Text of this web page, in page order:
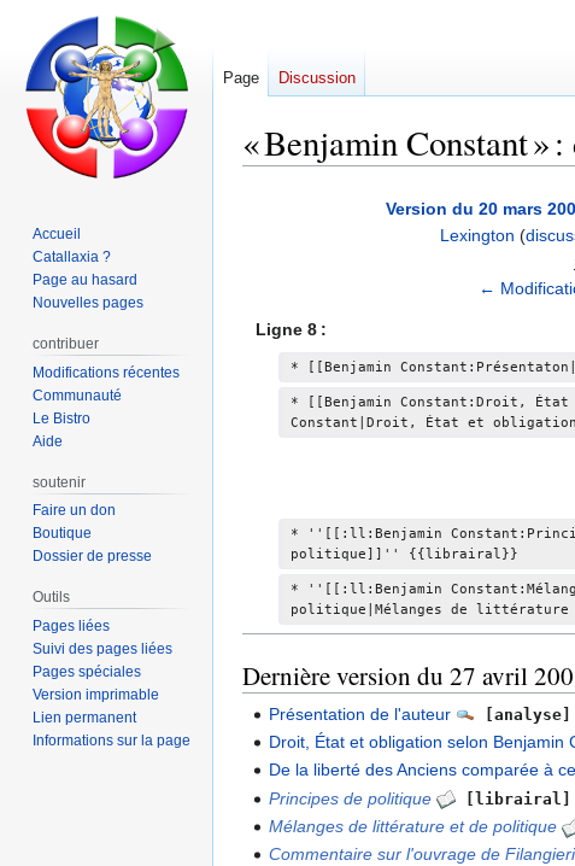
« Benjamin Constant »
Version du 20 mars
Lexington (
c
s
o
d
i
f
i
←
Ligne 8 :
* [[Benjamin
* [[Benjamin Constant:Droit,
Constant|Droit, État et
* ''[[:ll:Benjamin
politique]]'' {{librairal}}
* ''[[:ll:Benjamin
politique|Mélanges de
Dernière version du 27 avril
Présentation de l'auteur [analyse]
Droit, État et obligation selon Benjamin
De la liberté des Anciens comparée à
Principes de politique [librairal]
Mélanges de littérature et de politique
Commentaire sur l'ouvrage de Filangieri
Page Discussion
Accueil
Catallaxia ?
Page au hasard
Nouvelles pages
contribuer
Modifications récentes
Communauté
Le Bistro
Aide
soutenir
Faire un don
Boutique
Dossier de presse
Outils
Pages liées
Suivi des pages liées
Pages spéciales
Version imprimable
Lien permanent
Informations sur la page